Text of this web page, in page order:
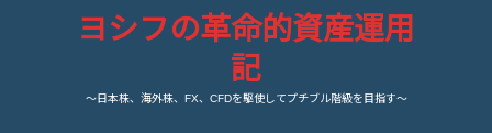
ヨシフの革命的資産運用
記
～日本株、海外株、FX、CFDを駆使してプチブル階級を目指す～